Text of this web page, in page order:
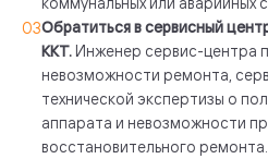
Обратиться в сервисный
ККТ. Инженер сервис-центра
невозможности ремонта,
технической экспертизы о
аппарата и невозможности
восстановительного ремонта.